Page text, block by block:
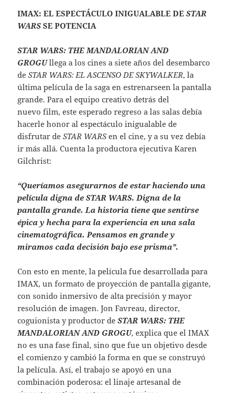
IMAX: EL ESPECTÁCULO INIGUALABLE DESTAR
WARSSE POTENCIA
STAR WARS: THE MANDALORIAN AND
GROGUllega a los cines a siete años del desembarco
deSTAR WARS: EL ASCENSO DE SKYWALKER, la
última película de la saga en estrenarseen la pantalla
grande. Para el equipo creativo detrás del
nuevo film, este esperado regreso a las salas debía
hacerle honor al espectáculo inigualable de
disfrutar deSTAR WARSen el cine, y a su vez debía
ir más allá. Cuenta la productora ejecutiva Karen
Gilchrist:
“Queríamos asegurarnos de estar haciendo una
película digna de STAR WARS. Digna de la
pantalla grande. La historia tiene que sentirse
épica y hecha para la experiencia en una sala
cinematográfica. Pensamos en grande y
miramos cada decisión bajo ese prisma”.
Con esto en mente, la película fue desarrollada para
IMAX, un formato de proyección de pantalla gigante,
con sonido inmersivo de alta precisión y mayor
resolución de imagen. Jon Favreau, director,
coguionista y productor deSTAR WARS: THE
MANDALORIAN AND GROGU, explica que el IMAX
no es una fase final, sino que fue un objetivo desde
el comienzo y cambió la forma en que se construyó
la película. Así, el trabajo se apoyó en una
combinación poderosa: el linaje artesanal de